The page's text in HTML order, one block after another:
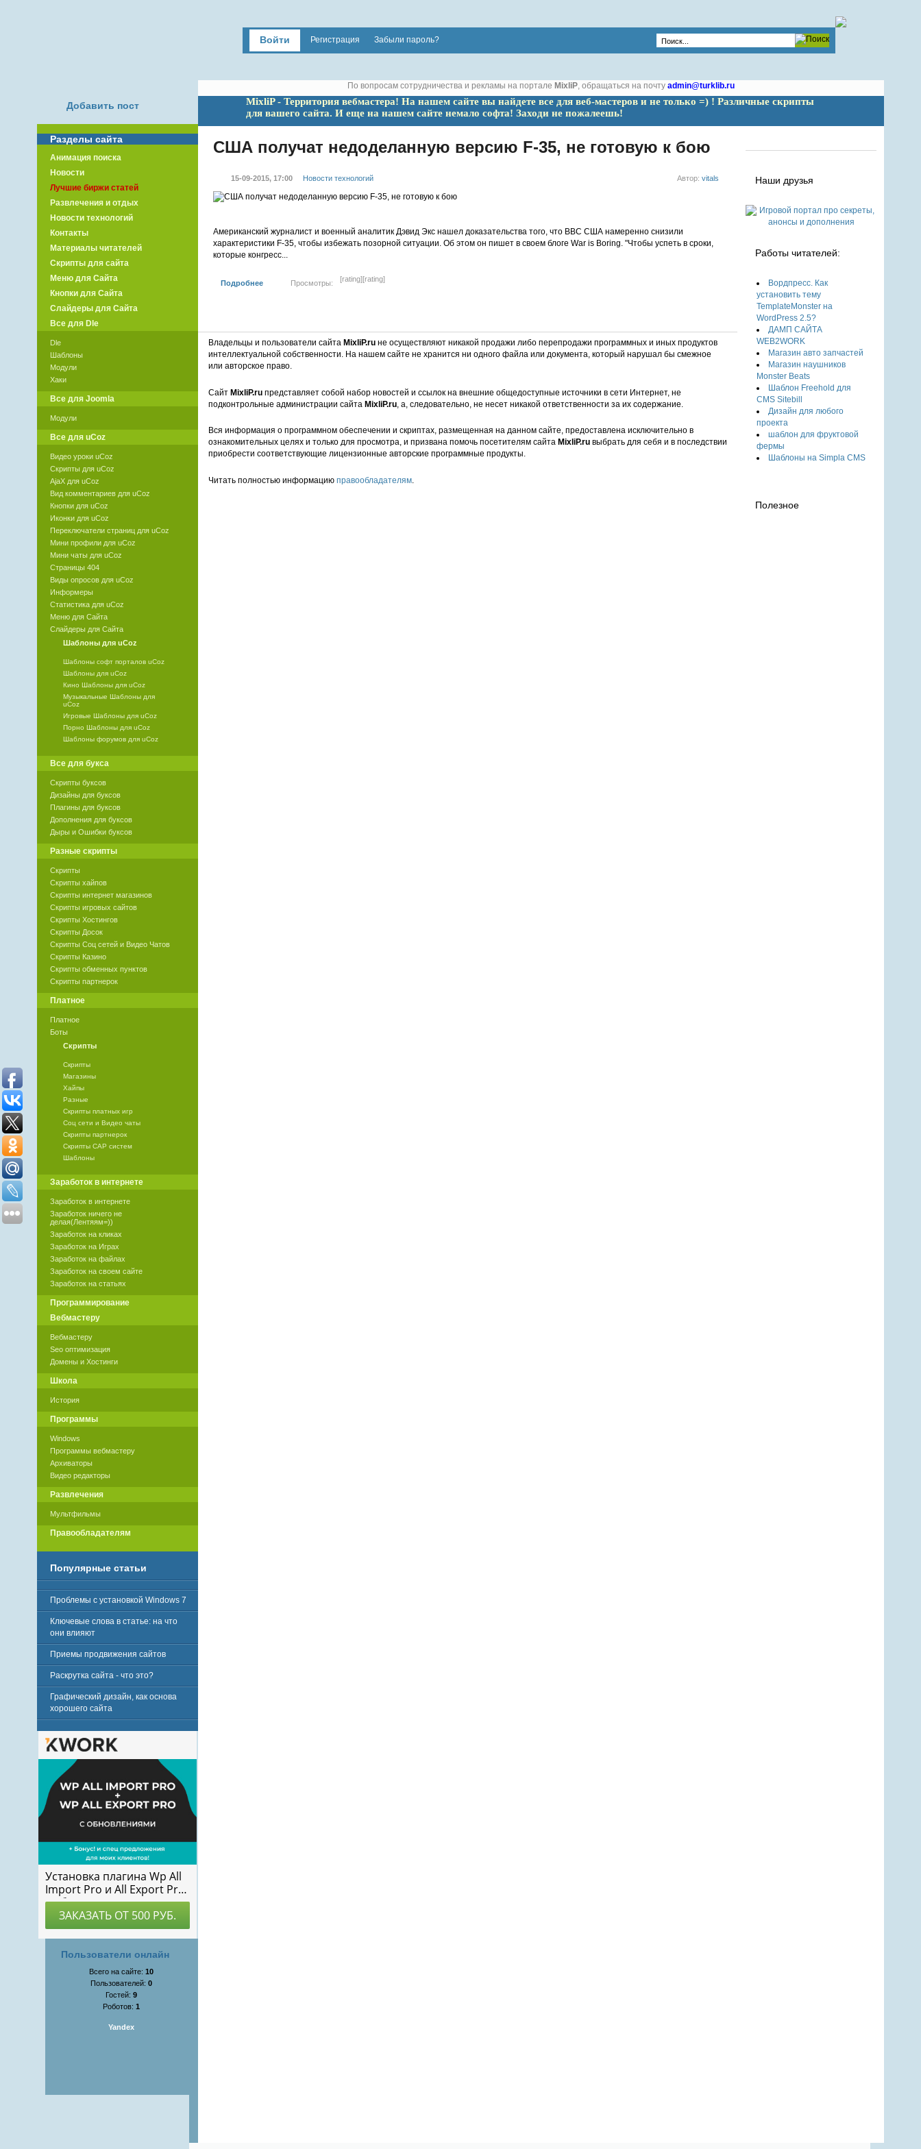
Войти Регистрация Забыли пароль?
По вопросам сотрудничества и рекламы на портале MixliP, обращаться на почту admin@turklib.ru
MixliP - Территория вебмастера! На нашем сайте вы найдете все для веб-мастеров и не только =) ! Различные скрипты
для вашего сайта. И еще на нашем сайте немало софта! Заходи не пожалеешь!
США получат недоделанную версию F-35, не готовую к бою
Автор:vitals
15-09-2015, 17:00 Новости технологий
Американский журналист и военный аналитик Дэвид Экс нашел доказательства того, что ВВС США намеренно снизили
характеристики F-35, чтобы избежать позорной ситуации. Об этом он пишет в своем блоге War is Boring. "Чтобы успеть в сроки,
которые конгресс...
[rating] [rating]
Подробнее Просмотры:
Владельцы и пользователи сайта MixliP.ruне осуществляют никакой продажи либо перепродажи программных и иных продуктов
интеллектуальной собственности. На нашем сайте не хранится ни одного файла или документа, который нарушал бы смежное
или авторское право.
Сайт MixliP.ruпредставляет собой набор новостей и ссылок на внешние общедоступные источники в сети Интернет, не
подконтрольные администрации сайта MixliP.ru, а, следовательно, не несет никакой ответственности за их содержание.
Вся информация о программном обеспечении и скриптах, размещенная на данном сайте, предоставлена исключительно в
ознакомительных целях и только для просмотра, и призвана помочь посетителям сайта MixliP.ruвыбрать для себя и в последствии
приобрести соответствующие лицензионные авторские программные продукты.
Читать полностью информацию правообладателям.
Наши друзья
Работы читателей:
Вордпресс. Как
установить тему
TemplateMonster на
WordPress 2.5?
ДАМП САЙТА
WEB2WORK
Магазин авто запчастей
Магазин наушников
Monster Beats
Шаблон Freehold для
CMS Sitebill
Дизайн для любого
проекта
шаблон для фруктовой
фермы
Шаблоны на Simpla CMS
Полезное
Добавить пост
Разделы сайта
Анимация поиска
Новости
Лучшие биржи статей
Развлечения и отдых
Новости технологий
Контакты
Материалы читателей
Скрипты для сайта
Меню для Сайта
Кнопки для Сайта
Слайдеры для Сайта
Все для Dle
Dle
Шаблоны
Модули
Хаки
Все для Joomla
Модули
Все для uCoz
Видео уроки uCoz
Скрипты для uCoz
AjaX для uCoz
Вид комментариев для uCoz
Кнопки для uCoz
Иконки для uCoz
Переключатели страниц для uCoz
Мини профили для uCoz
Мини чаты для uCoz
Страницы 404
Виды опросов для uCoz
Информеры
Статистика для uCoz
Меню для Сайта
Слайдеры для Сайта
Шаблоны для uCoz
Шаблоны софт порталов uCoz
Шаблоны для uCoz
Кино Шаблоны для uCoz
Музыкальные Шаблоны для
uCoz
Игровые Шаблоны для uCoz
Порно Шаблоны для uCoz
Шаблоны форумов для uCoz
Все для букса
Скрипты буксов
Дизайны для буксов
Плагины для буксов
Дополнения для буксов
Дыры и Ошибки буксов
Разные скрипты
Скрипты
Скрипты хайпов
Скрипты интернет магазинов
Скрипты игровых сайтов
Скрипты Хостингов
Скрипты Досок
Скрипты Соц сетей и Видео Чатов
Скрипты Казино
Скрипты обменных пунктов
Скрипты партнерок
Платное
Платное
Боты
Скрипты
Скрипты
Магазины
Хайпы
Разные
Скрипты платных игр
Соц сети и Видео чаты
Скрипты партнерок
Скрипты САР систем
Шаблоны
Заработок в интернете
Заработок в интернете
Заработок ничего не
делая(Лентяям=))
Заработок на кликах
Заработок на Играх
Заработок на файлах
Заработок на своем сайте
Заработок на статьях
Программирование
Вебмастеру
Вебмастеру
Seo оптимизация
Домены и Хостинги
Школа
История
Программы
Windows
Программы вебмастеру
Архиваторы
Видео редакторы
Развлечения
Мультфильмы
Правообладателям
Популярные статьи
Проблемы с установкой Windows 7
Ключевые слова в статье: на что
они влияют
Приемы продвижения сайтов
Раскрутка сайта - что это?
Графический дизайн, как основа
хорошего сайта
Пользователи онлайн
Всего на сайте:10
Пользователей:0
Гостей:9
Роботов:1
Yandex